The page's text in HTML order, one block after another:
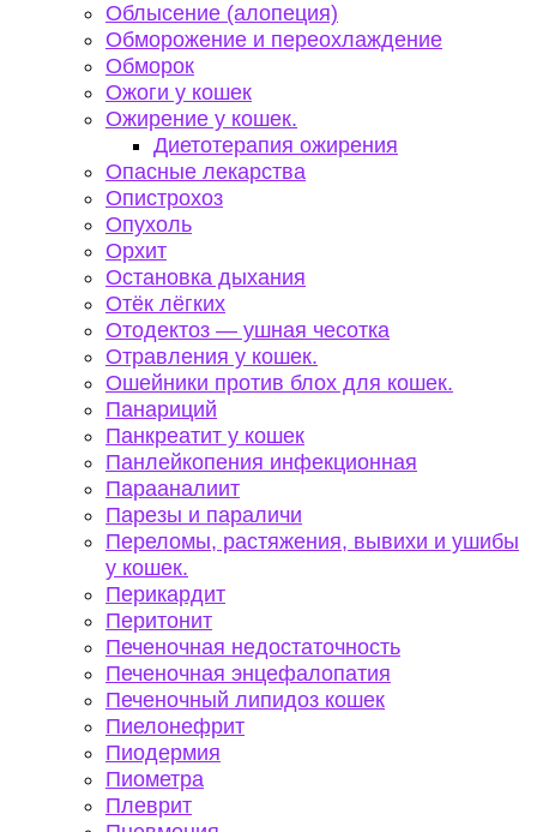
Облысение (алопеция)
Обморожение и переохлаждение
Обморок
Ожоги у кошек
Ожирение у кошек.
Диетотерапия ожирения
Опасные лекарства
Опистрохоз
Опухоль
Орхит
Остановка дыхания
Отёк лёгких
Отодектоз — ушная чесотка
Отравления у кошек.
Ошейники против блох для кошек.
Панариций
Панкреатит у кошек
Панлейкопения инфекционная
Парааналиит
Парезы и параличи
Переломы, растяжения, вывихи и ушибы
у кошек.
Перикардит
Перитонит
Печеночная недостаточность
Печеночная энцефалопатия
Печеночный липидоз кошек
Пиелонефрит
Пиодермия
Пиометра
Плеврит